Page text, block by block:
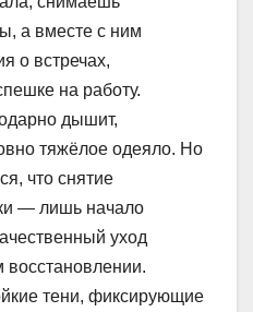
а вместе с ним
о встречах,
на работу.
дышит,
тяжёлое одеяло. Но
что снятие
— лишь начало
уход
восстановлении.
тени, фиксирующие